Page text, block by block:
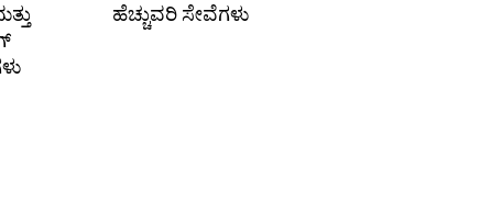
ಹೆಚ್ಚುವರಿ ಸೇವೆಗಳು